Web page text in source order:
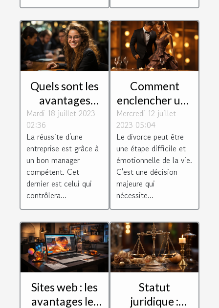
Quels sont les
avantages
d'être un bon
manager
d'entreprise ?
Mardi 18 juillet 2023
02:36
La réussite d'une
entreprise est grâce à
un bon manager
compétent. Cet
dernier est celui qui
contrôlera...
Comment
enclencher une
procédure de
divorce?
Mercredi 12 juillet
2023 05:04
Le divorce peut être
une étape difficile et
émotionnelle de la vie.
C'est une décision
majeure qui
nécessite...
Sites web : les
avantages les
Statut
juridique :